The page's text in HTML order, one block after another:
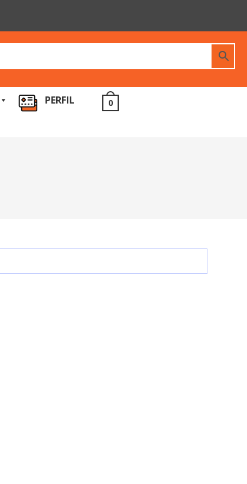
PERFIL 0